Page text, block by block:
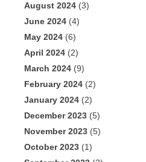
August 2024 (3)
June 2024 (4)
May 2024 (6)
April 2024 (2)
March 2024 (9)
February 2024 (2)
January 2024 (2)
December 2023 (5)
November 2023 (5)
October 2023 (1)